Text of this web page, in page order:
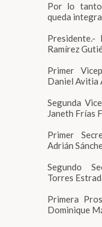
Por lo
queda
Ramírez
Primer
Daniel Avitia
Segunda
Janeth Frías
Primer
Adrián
Segundo
Torres
Primera
Dominique